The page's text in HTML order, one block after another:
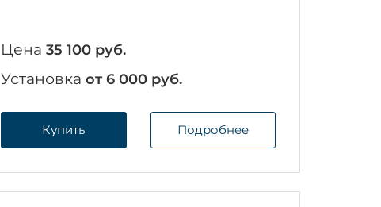
Цена35 100 руб.
Установкаот 6 000 руб.
Купить Подробнее